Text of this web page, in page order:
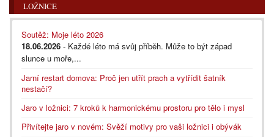
LOŽNICE
Soutěž: Moje léto 2026
18.06.2026 - Každé léto má svůj příběh. Může to být západ
slunce u moře,...
Jarní restart domova: Proč jen utřít prach a vytřídit šatník
nestačí?
Jaro v ložnici: 7 kroků k harmonickému prostoru pro tělo i mysl
Přivítejte jaro v novém: Svěží motivy pro vaši ložnici i obývák